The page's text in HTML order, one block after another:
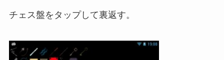
チェス盤をタップして裏返す。